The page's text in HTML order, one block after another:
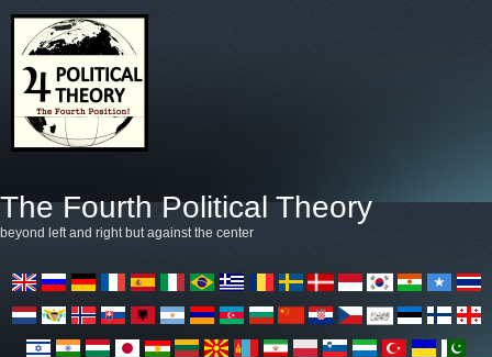
The Fourth Political Theory
beyond left and right but against the center